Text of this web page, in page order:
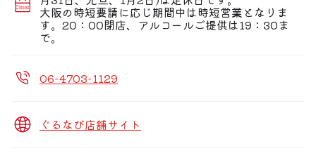
大阪の時短要請に応じ期間中は時短営業となりま
す。20：00閉店、アルコールご提供は19：30ま
で。
06-4703-1129
ぐるなび店舗サイト